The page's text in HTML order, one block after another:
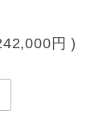
円 )